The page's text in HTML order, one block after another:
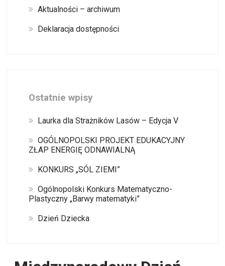
Aktualności – archiwum
Deklaracja dostępności
Ostatnie wpisy
Laurka dla Strażników Lasów – Edycja V
OGÓLNOPOLSKI PROJEKT EDUKACYJNY
ZŁAP ENERGIĘ ODNAWIALNĄ
KONKURS „SÓL ZIEMI”
Ogólnopolski Konkurs Matematyczno-
Plastyczny „Barwy matematyki”
Dzień Dziecka